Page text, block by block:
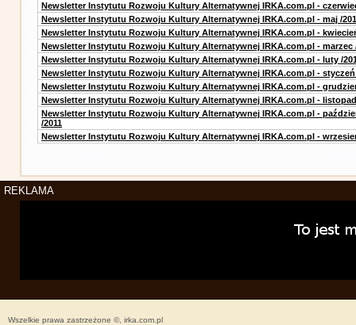
Newsletter Instytutu Rozwoju Kultury Alternatywnej IRKA.com.pl -
Newsletter Instytutu Rozwoju Kultury Alternatywnej IRKA.com.pl - maj /
Newsletter Instytutu Rozwoju Kultury Alternatywnej IRKA.com.pl -
Newsletter Instytutu Rozwoju Kultury Alternatywnej IRKA.com.pl - marzec
Newsletter Instytutu Rozwoju Kultury Alternatywnej IRKA.com.pl - luty /
Newsletter Instytutu Rozwoju Kultury Alternatywnej IRKA.com.pl - styczeń
Newsletter Instytutu Rozwoju Kultury Alternatywnej IRKA.com.pl -
Newsletter Instytutu Rozwoju Kultury Alternatywnej IRKA.com.pl - listopad
Newsletter Instytutu Rozwoju Kultury Alternatywnej IRKA.com.pl -
/2011
Newsletter Instytutu Rozwoju Kultury Alternatywnej IRKA.com.pl -
REKLAMA
Wszelkie prawa zastrzeżone ©, irka.com.pl